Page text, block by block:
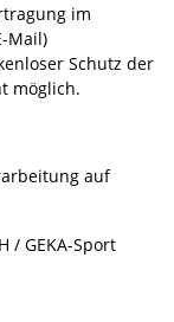
im
Mail)
Schutz der
möglich.
auf
/ GEKA-Sport